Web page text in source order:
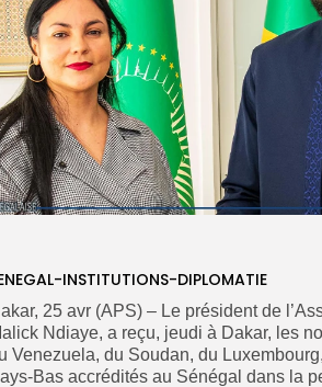
INSTITUTIONS-DIPLOMATIE
25 avr (APS) – Le président de
Ndiaye, a reçu, jeudi à Dakar, les
Venezuela, du Soudan, du
Bas accrédités au Sénégal dans la